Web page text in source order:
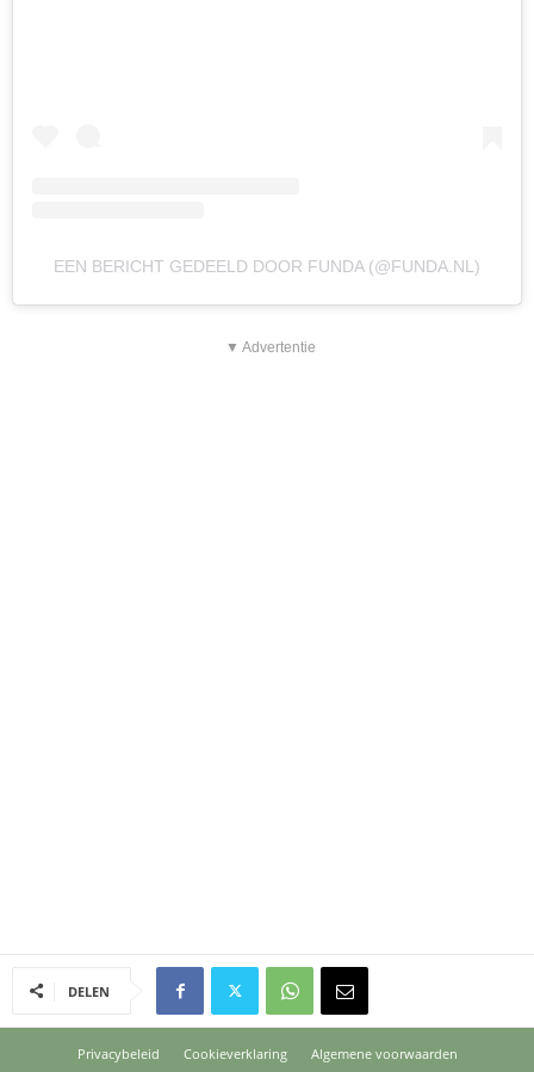
EEN BERICHT GEDEELD DOOR FUNDA (@FUNDA.NL)
▼ Advertentie
DELEN
Privacybeleid Cookieverklaring Algemene voorwaarden